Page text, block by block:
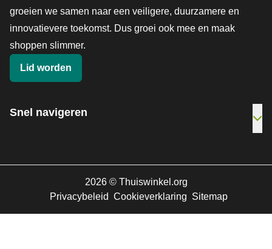
groeien we samen naar een veiligere, duurzamere en
innovatievere toekomst. Dus groei ook mee en maak
shoppen slimmer.
Lid worden
Snel navigeren
2026 ©Thuiswinkel.org
Privacybeleid Cookieverklaring Sitemap